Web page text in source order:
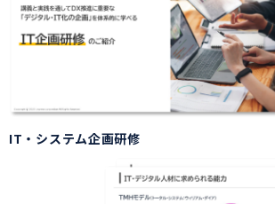
IT・システム企画研修